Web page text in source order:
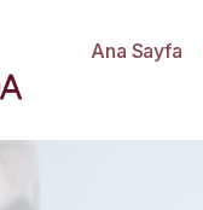
Ana Sayfa